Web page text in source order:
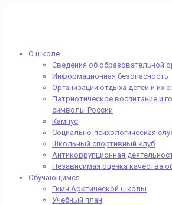
О школе
Сведения об образовательной
Информационная безопасность
Организации отдыха детей и их
Патриотическое воспитание и
символы России
Кампус
Социально-психологическая
Школьный спортивный клуб
Антикоррупционная
Независимая оценка качества
Обучающимся
Гимн Арктической школы
Учебный план